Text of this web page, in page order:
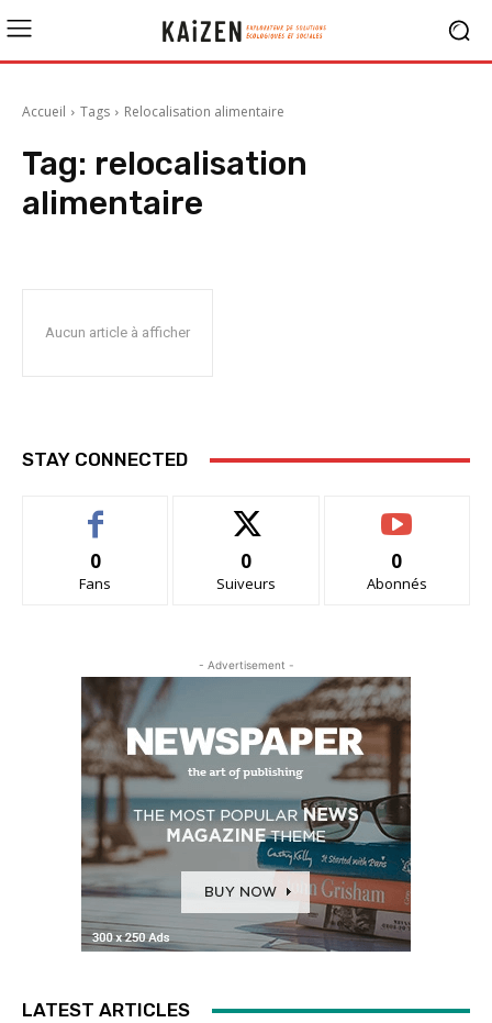
Accueil Tags Relocalisation alimentaire
Tag: relocalisation
alimentaire
Aucun article à afficher
STAY CONNECTED
0
Fans
0
Suiveurs
0
Abonnés
- Advertisement -
LATEST ARTICLES